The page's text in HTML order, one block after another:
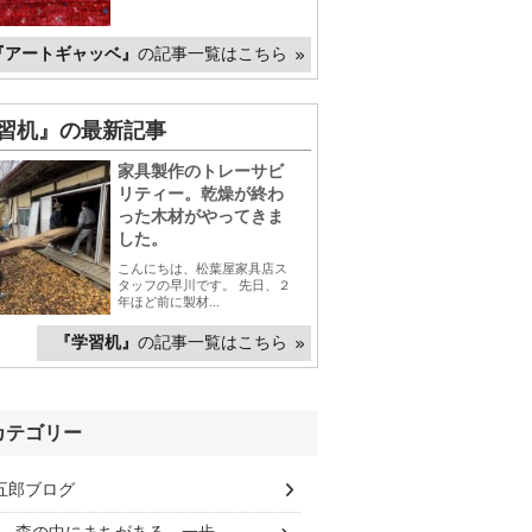
アートギャッベ』 の記事一覧はこちら
机』の最新記事
家具製作のトレーサビ
リティー。乾燥が終わ
った木材がやってきま
した。
こんにちは、松葉屋家具店ス
タッフの早川です。 先日、２
年ほど前に製材...
『学習机』 の記事一覧はこちら
テゴリー
郎ブログ